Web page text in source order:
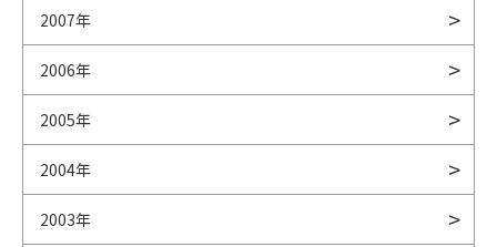
2007年
2006年
2005年
2004年
2003年